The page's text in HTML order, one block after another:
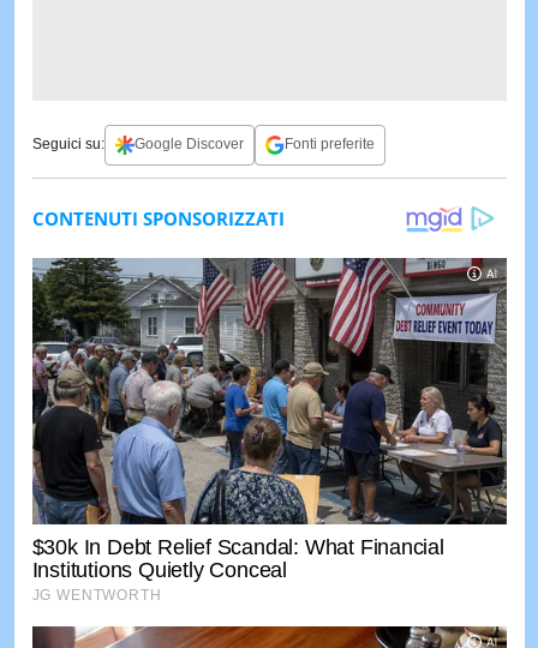
Seguici su: Google Discover Fonti preferite